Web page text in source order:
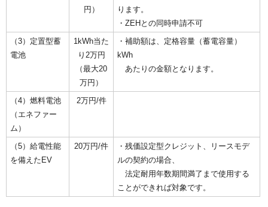
円）
ります。
・ZEHとの同時申請不可
（3）定置型蓄
電池
1kWh当た
り2万円
（最大20
万円）
・補助額は、定格容量（蓄電容量）
kWh
あたりの金額となります。
（4）燃料電池
（エネファー
ム）
2万円/件
（5）給電性能
を備えたEV
20万円/件
・残価設定型クレジット、リースモデ
ルの契約の場合、
法定耐用年数期間満了まで使用する
ことができれば対象です。